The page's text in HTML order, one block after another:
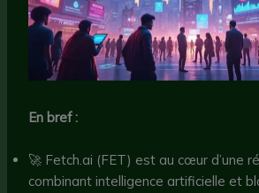
En bref :
🚀 Fetch.ai (FET) est au cœur d’une
combinant intelligence artificielle et